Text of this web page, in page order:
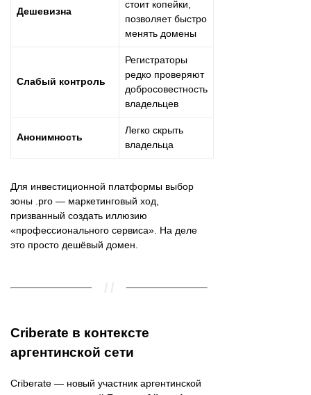
Дешевизна
стоит копейки,
позволяет быстро
менять домены
Слабый контроль
Регистраторы
редко проверяют
добросовестность
владельцев
Анонимность
Легко скрыть
владельца
Для инвестиционной платформы выбор
зоны .pro — маркетинговый ход,
призванный создать иллюзию
«профессионального сервиса». На деле
это просто дешёвый домен.
Criberate в контексте
аргентинской сети
Criberate — новый участник аргентинской